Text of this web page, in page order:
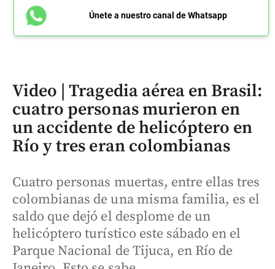
Únete a nuestro canal de Whatsapp
Video | Tragedia aérea en Brasil:
cuatro personas murieron en
un accidente de helicóptero en
Río y tres eran colombianas
Cuatro personas muertas, entre ellas tres
colombianas de una misma familia, es el
saldo que dejó el desplome de un
helicóptero turístico este sábado en el
Parque Nacional de Tijuca, en Río de